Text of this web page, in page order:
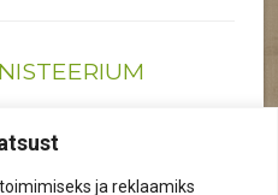
ja reklaamiks